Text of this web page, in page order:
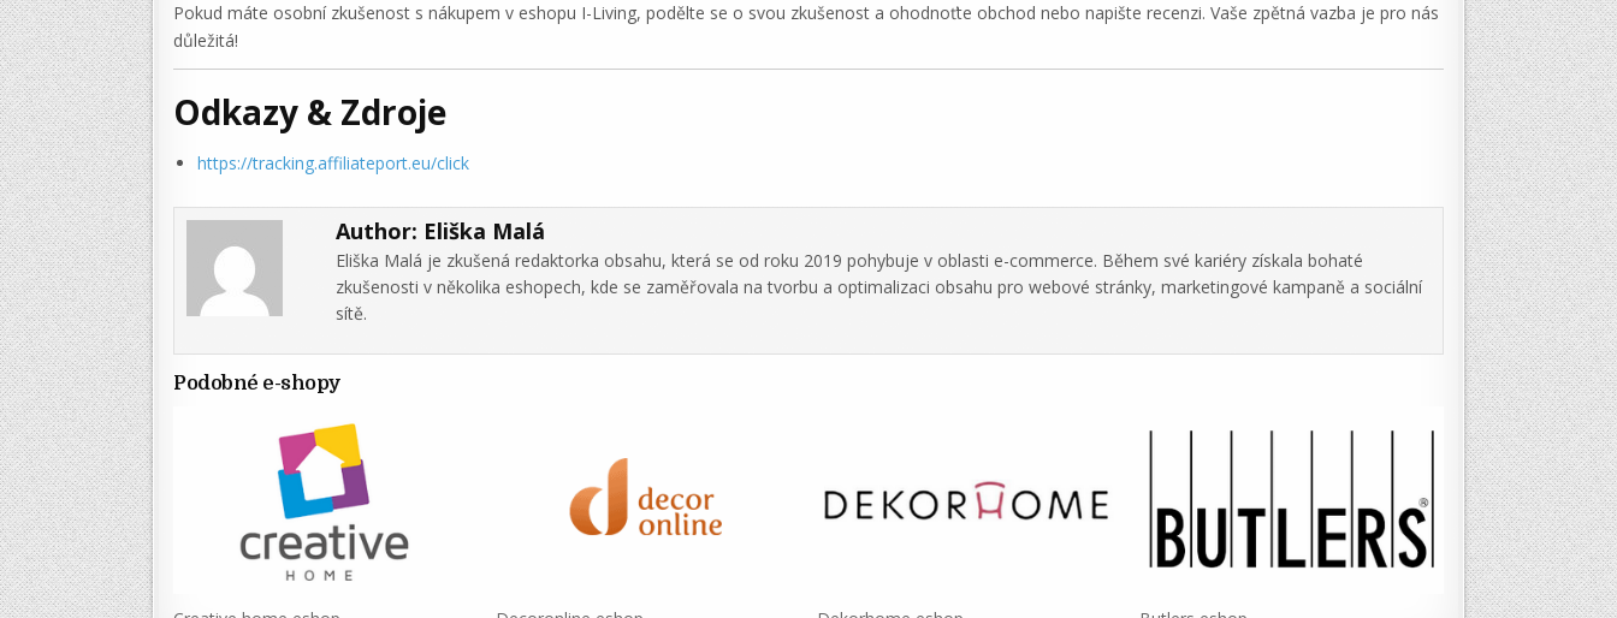
Pokud máte osobní zkušenost s nákupem v eshopu I-Living, podělte se o svou zkušenost a ohodnoťte obchod nebo napište recenzi. Vaše zpětná vazba je pro nás
důležitá!
Odkazy & Zdroje
https://tracking.affiliateport.eu/click
Author: Eliška Malá
Eliška Malá je zkušená redaktorka obsahu, která se od roku 2019 pohybuje v oblasti e-commerce. Během své kariéry získala bohaté
zkušenosti v několika eshopech, kde se zaměřovala na tvorbu a optimalizaci obsahu pro webové stránky, marketingové kampaně a sociální
sítě.
Podobné e-shopy